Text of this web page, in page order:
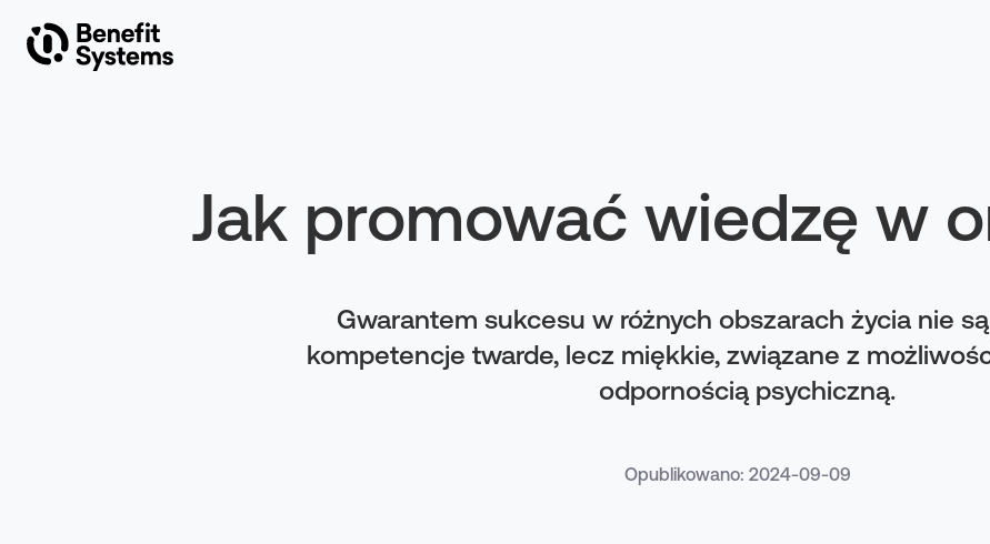
Jak promować wiedzę w
Gwarantem sukcesu w różnych obszarach życia nie
kompetencje twarde, lecz miękkie, związane z
odpornością psychiczną.
Opublikowano: 2024-09-09